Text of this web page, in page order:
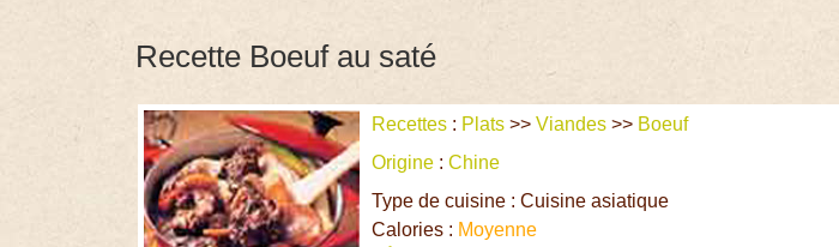
Recette Boeuf au saté
Recettes : Plats >>Viandes >> Boeuf
Origine :Chine
Type de cuisine : Cuisine asiatique
Calories : Moyenne